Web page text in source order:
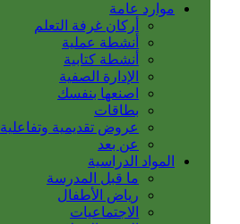
موارد عامة
أركان غرفة التعلم
أنشطة عملية
أنشطة كتابية
الإدارة الصفية
اصنعها بنفسك
بطاقات
عروض تقديمية وتفاعلية
عن بعد
المواد الدراسية
ما قبل المدرسة
رياض الأطفال
الاجتماعيات